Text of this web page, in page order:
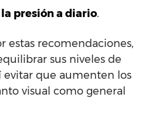
presión a diario.
estas recomendaciones,
sus niveles de
evitar que aumenten los
visual como general